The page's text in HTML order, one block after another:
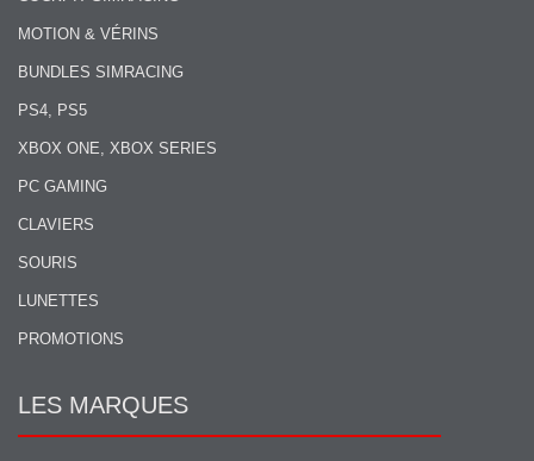
MOTION & VÉRINS
BUNDLES SIMRACING
PS4, PS5
XBOX ONE, XBOX SERIES
PC GAMING
CLAVIERS
SOURIS
LUNETTES
PROMOTIONS
LES MARQUES